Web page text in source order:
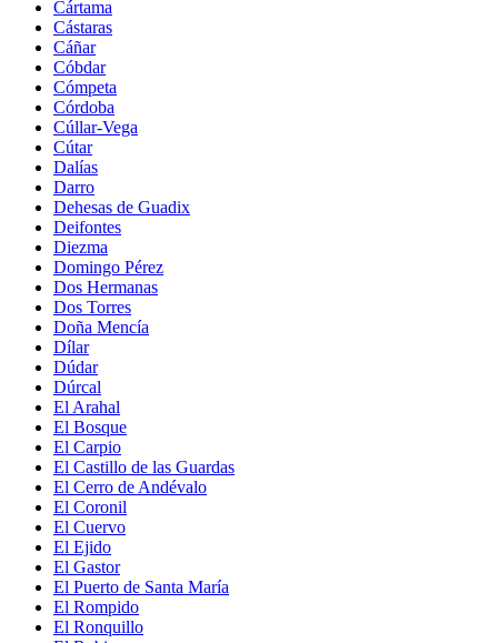
Cártama
Cástaras
Cáñar
Cóbdar
Cómpeta
Córdoba
Cúllar-Vega
Cútar
Dalías
Darro
Dehesas de Guadix
Deifontes
Diezma
Domingo Pérez
Dos Hermanas
Dos Torres
Doña Mencía
Dílar
Dúdar
Dúrcal
El Arahal
El Bosque
El Carpio
El Castillo de las Guardas
El Cerro de Andévalo
El Coronil
El Cuervo
El Ejido
El Gastor
El Puerto de Santa María
El Rompido
El Ronquillo